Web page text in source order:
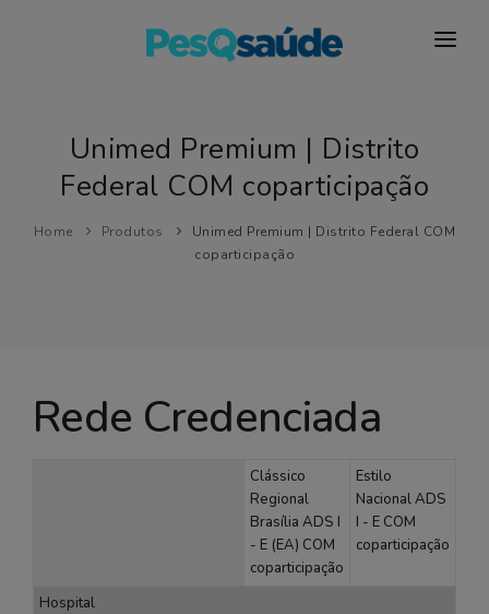
PLANOS DE SAÚDE
LABORATÓRIOS
BLOG
Unimed Premium | Distrito
Federal COM coparticipação
Home Produtos
Unimed Premium | Distrito Federal COM
coparticipação
Rede Credenciada
Clássico
Regional
Brasília ADS I
- E (EA) COM
coparticipação
Estilo
Nacional ADS
I - E COM
coparticipação
Hospital